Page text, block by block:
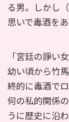
る男。しかし
思いで毒酒を
「宮廷の諍い
幼い頃から竹
終的に毒酒で
何の私的関係
うに歴史に沿